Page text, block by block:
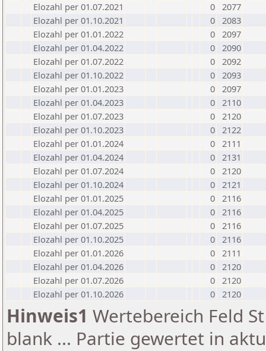
Elozahl per 01.07.2021
0 2077
Elozahl per 01.10.2021
0 2083
Elozahl per 01.01.2022
0 2097
Elozahl per 01.04.2022
0 2090
Elozahl per 01.07.2022
0 2092
Elozahl per 01.10.2022
0 2093
Elozahl per 01.01.2023
0 2097
Elozahl per 01.04.2023
0 2110
Elozahl per 01.07.2023
0 2120
Elozahl per 01.10.2023
0 2122
Elozahl per 01.01.2024
0 2111
Elozahl per 01.04.2024
0 2131
Elozahl per 01.07.2024
0 2120
Elozahl per 01.10.2024
0 2121
Elozahl per 01.01.2025
0 2116
Elozahl per 01.04.2025
0 2116
Elozahl per 01.07.2025
0 2116
Elozahl per 01.10.2025
0 2116
Elozahl per 01.01.2026
0 2111
Elozahl per 01.04.2026
0 2120
Elozahl per 01.07.2026
0 2120
Elozahl per 01.10.2026
0 2120
Hinweis1 Wertebereich Feld
blank ... Partie gewertet in